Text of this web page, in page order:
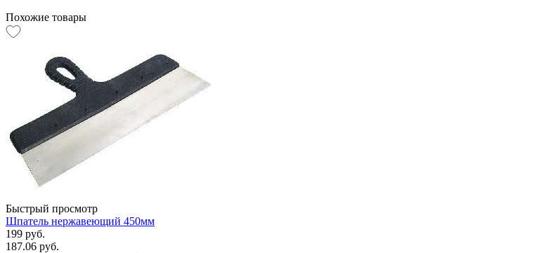
Похожие товары
Быстрый просмотр
Шпатель нержавеющий 450мм
199 руб.
187.06 руб.